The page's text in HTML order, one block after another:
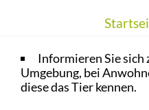
INFOS
Informieren Sie
Umgebung, bei
diese das Tier kennen.